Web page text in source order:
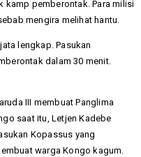
kamp pemberontak. Para milisi
mengira melihat hantu.
lengkap. Pasukan
dalam 30 menit.
III membuat Panglima
saat itu, Letjen Kadebe
Kopassus yang
warga Kongo kagum.